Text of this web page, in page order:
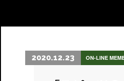
2020.12.23 ON-LINE